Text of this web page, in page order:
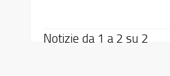
Notizie da 1 a 2 su 2